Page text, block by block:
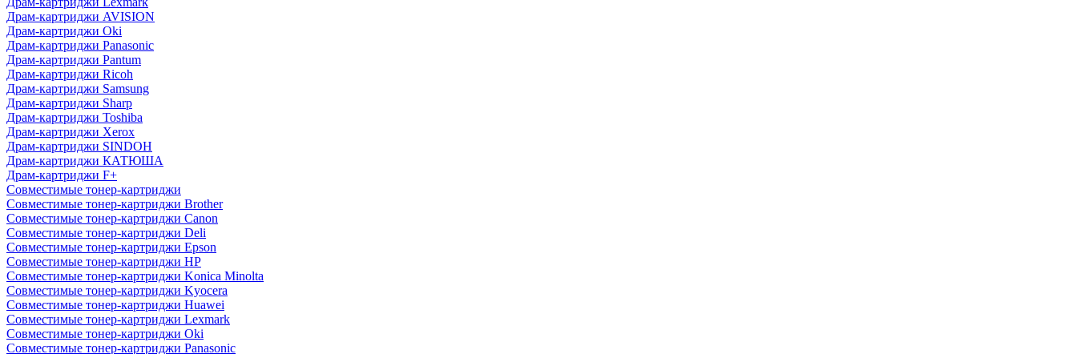
Драм-картриджи AVISION
Драм-картриджи Oki
Драм-картриджи Panasonic
Драм-картриджи Pantum
Драм-картриджи Ricoh
Драм-картриджи Samsung
Драм-картриджи Sharp
Драм-картриджи Toshiba
Драм-картриджи Xerox
Драм-картриджи SINDOH
Драм-картриджи КАТЮША
Драм-картриджи F+
Совместимые тонер-картриджи
Совместимые тонер-картриджи Brother
Совместимые тонер-картриджи Canon
Совместимые тонер-картриджи Deli
Совместимые тонер-картриджи Epson
Совместимые тонер-картриджи HP
Совместимые тонер-картриджи Konica Minolta
Совместимые тонер-картриджи Kyocera
Совместимые тонер-картриджи Huawei
Совместимые тонер-картриджи Lexmark
Совместимые тонер-картриджи Oki
Совместимые тонер-картриджи Panasonic